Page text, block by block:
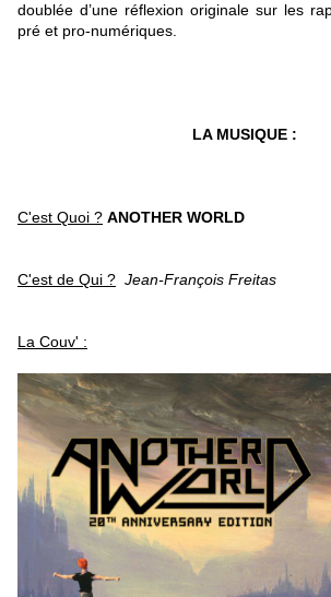
doublée d’une réflexion originale sur les
pré et pro-numériques.
LA MUSIQUE :
C'est Quoi ? ANOTHER WORLD
C'est de Qui ? Jean-François Freitas
La Couv' :